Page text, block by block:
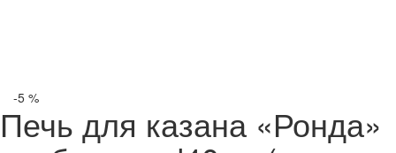
-5 %
Печь для казана «Ронда»